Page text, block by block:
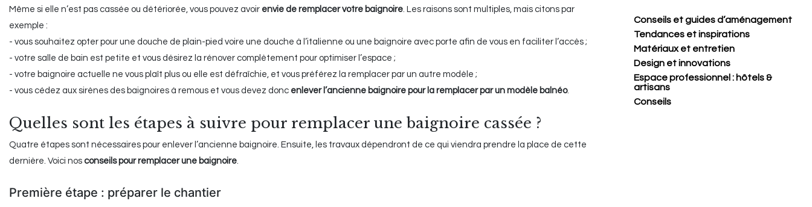
Même si elle n’est pas cassée ou détériorée, vous pouvez avoir envie de remplacer votre baignoire . Les raisons sont multiples, mais citons par
exemple :
- vous souhaitez opter pour une douche de plain-pied voire une douche à l’italienne ou une baignoire avec porte afin de vous en faciliter l’accès ;
- votre salle de bain est petite et vous désirez la rénover complètement pour optimiser l’espace ;
- votre baignoire actuelle ne vous plaît plus ou elle est défraîchie, et vous préférez la remplacer par un autre modèle ;
- vous cédez aux sirènes des baignoires à remous et vous devez donc enlever l’ancienne baignoire pour la remplacer par un modèle balnéo.
Quelles sont les étapes à suivre pour remplacer une baignoire cassée ?
Quatre étapes sont nécessaires pour enlever l’ancienne baignoire. Ensuite, les travaux dépendront de ce qui viendra prendre la place de cette
dernière. Voici nos conseils pour remplacer une baignoire
Première étape : préparer le chantier
Conseils et guides d’aménagement
Tendances et inspirations
Matériaux et entretien
Design et innovations
Espace professionnel : hôtels &
artisans
Conseils